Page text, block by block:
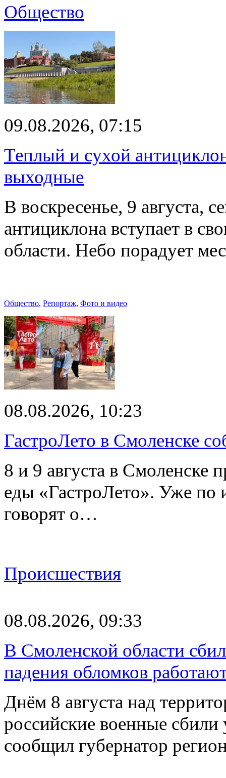
Общество
09.08.2026, 07:15
Теплый и сухой
выходные
В воскресенье, 9 августа,
антициклона вступает в
области. Небо порадует
Общество, Репортаж, Фото и видео
08.08.2026, 10:23
ГастроЛето в Смоленске
8 и 9 августа в Смоленске
еды «ГастроЛето». Уже по
говорят о…
Происшествия
08.08.2026, 09:33
В Смоленской области
падения обломков
Днём 8 августа над
российские военные
сообщил губернатор